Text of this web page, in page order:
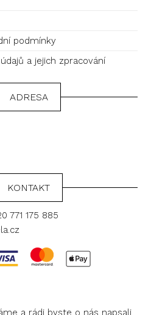
podmínky
a jejich zpracování
ADRESA
KONTAKT
771 175 885
a rádi byste o nás napsali